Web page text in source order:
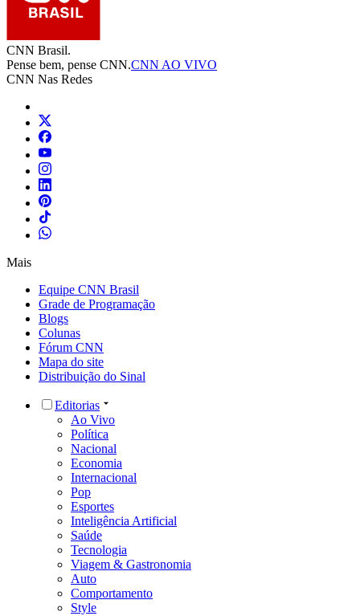
CNN Brasil.
Pense bem, pense CNN.CNN AO VIVO
CNN Nas Redes
Mais
Equipe CNN Brasil
Grade de Programação
Blogs
Colunas
Fórum CNN
Mapa do site
Distribuição do Sinal
Editorias
Ao Vivo
Política
Nacional
Economia
Internacional
Pop
Esportes
Inteligência Artificial
Saúde
Tecnologia
Viagem & Gastronomia
Auto
Comportamento
Style